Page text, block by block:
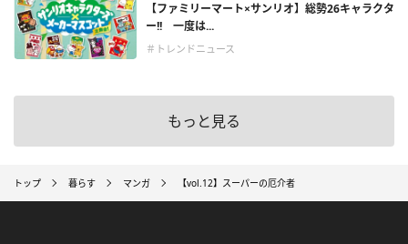
【ファミリーマート×サンリオ】総勢26キャラクタ
ー!! 一度は...
＃トレンドニュース
もっと見る
トップ 暮らす マンガ 【vol.12】スーパーの厄介者